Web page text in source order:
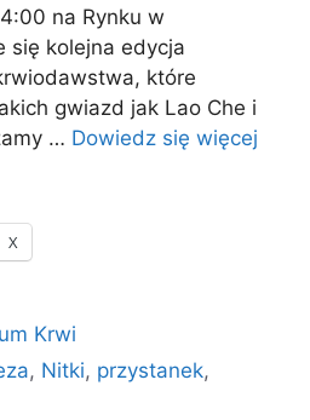
na Rynku w
się kolejna edycja
które
gwiazd jak Lao Che i
… Dowiedz się więcej
X
Krwi
, Nitki, przystanek,